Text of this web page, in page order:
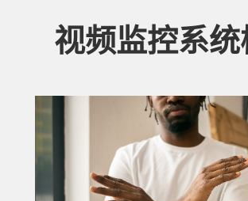
视频监控系统